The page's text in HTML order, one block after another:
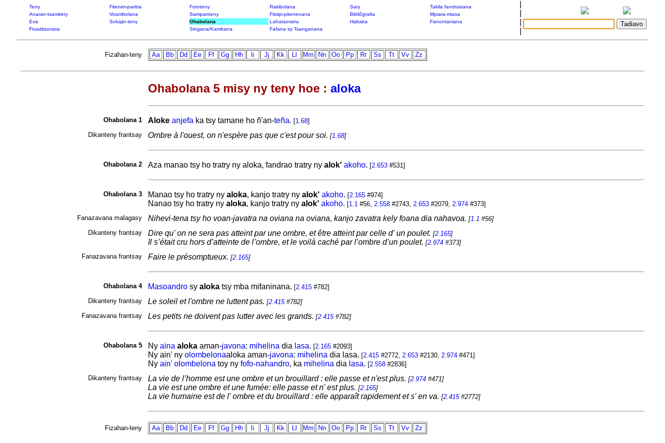
Teny Fitenim-paritra Fototeny Rakibolana Sary
Takila fandraisana
Anaran-tsamirery
Voambolana Sampanteny Fitsipi-pitenenana Bibliôgrafia
Mpiara-miasa
Eva
Sokajin-teny Ohabolana Lahatsoratra Habaka
Fanontaniana
Fivaditsoratra
Singana/Kambana Fafana sy Tsanganana
Fizahan-teny Aa Bb Dd Ee Ff Gg Hh Ii Jj Kk Ll Mm Nn Oo Pp Rr Ss Tt Vv Zz
Ohabolana 5 misy ny teny hoe : aloka
Ohabolana 1 Aloke anjefa ka tsy tamane ho ñ'an-teña. [1.68]
Dikanteny frantsay
Ombre à l'ouest, on n'espère pas que c'est pour soi. [1.68]
Ohabolana 2 Aza manao tsy ho tratry ny aloka, fandrao tratry ny alok' akoho. [2.653#531]
Ohabolana 3 Manao tsy ho tratry ny aloka, kanjo tratry ny alok' akoho. [2.165#974]
Nanao tsy ho tratry ny aloka, kanjo tratry ny alok' akoho. [1.1#56, 2.558#2743, 2.653#2079, 2.974#373]
Fanazavana malagasy
Nihevi-tena tsy ho voan-javatra na oviana na oviana, kanjo zavatra kely foana dia nahavoa. [1.1 #56]
Dikanteny frantsay
Dire qu' on ne sera pas atteint par une ombre, et être atteint par celle d' un poulet. [2.165]
Il s’était cru hors d’atteinte de l’ombre, et le voilà caché par l’ombre d’un poulet. [2.974#373]
Fanazavana frantsay
Faire le présomptueux. [2.165]
Ohabolana 4 Masoandrosy alokatsy mba mifaninana. [2.415#782]
Dikanteny frantsay
Le soleil et l'ombre ne luttent pas. [2.415#782]
Fanazavana frantsay
Les petits ne doivent pas lutter avec les grands. [2.415#782]
Ohabolana 5 Ny aina alokaaman-javona: mihelina dia lasa. [2.165#2093]
Ny ain' ny olombelonaaloka aman-javona: mihelina dia lasa. [2.415#2772, 2.653#2130, 2.974#471]
Ny ain' olombelona toy ny fofo-nahandro, ka mihelina dia lasa. [2.558#2836]
Dikanteny frantsay
La vie de l’homme est une ombre et un brouillard : elle passe et n'est plus. [2.974#471]
La vie est une ombre et une fumée: elle passe et n' est plus. [2.165]
La vie humaine est de l' ombre et du brouillard : elle apparaît rapidement et s' en va. [2.415#2772]
Fizahan-teny Aa Bb Dd Ee Ff Gg Hh Ii Jj Kk Ll Mm Nn Oo Pp Rr Ss Tt Vv Zz